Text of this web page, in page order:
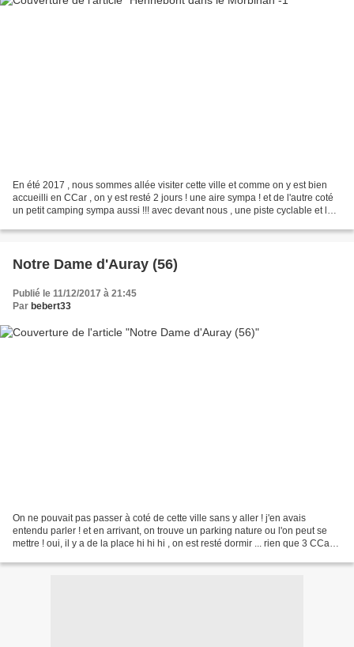
En été 2017 , nous sommes allée visiter cette ville et comme on y est bien
accueilli en CCar , on y est resté 2 jours ! une aire sympa ! et de l'autre coté
un petit camping sympa aussi !!! avec devant nous , une piste cyclable et la
Notre Dame d'Auray (56)
Publié le 11/12/2017 à 21:45
Par bebert33
On ne pouvait pas passer à coté de cette ville sans y aller ! j'en avais
entendu parler ! et en arrivant, on trouve un parking nature ou l'on peut se
mettre ! oui, il y a de la place hi hi hi , on est resté dormir ... rien que 3 CCars